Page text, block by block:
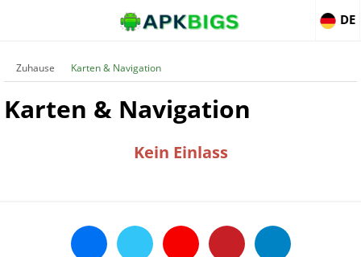
DE
Zuhause Karten & Navigation
Karten & Navigation
Kein Einlass